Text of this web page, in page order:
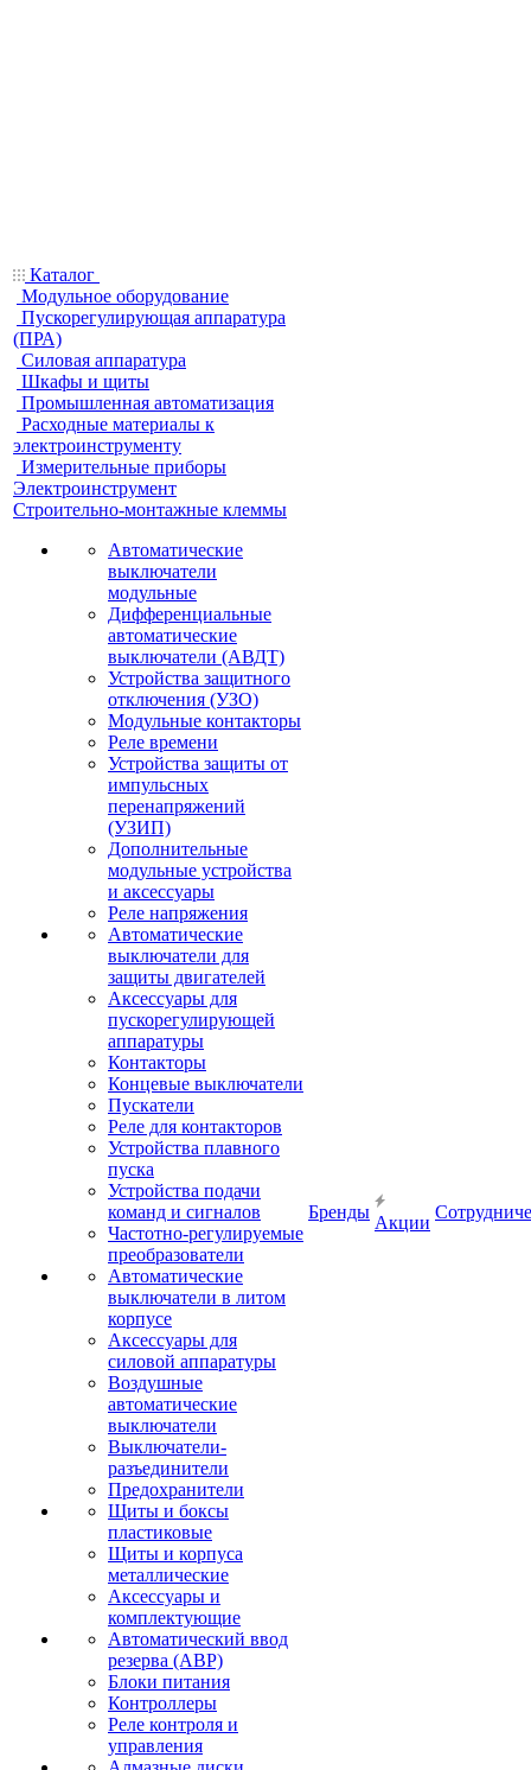
Каталог
Модульное оборудование
Пускорегулирующая аппаратура
(ПРА)
Силовая аппаратура
Шкафы и щиты
Промышленная автоматизация
Расходные материалы к
электроинструменту
Измерительные приборы
Электроинструмент
Строительно-монтажные клеммы
Автоматические
выключатели
модульные
Дифференциальные
автоматические
выключатели (АВДТ)
Устройства защитного
отключения (УЗО)
Модульные контакторы
Реле времени
Устройства защиты от
импульсных
перенапряжений
(УЗИП)
Дополнительные
модульные устройства
и аксессуары
Реле напряжения
Автоматические
выключатели для
защиты двигателей
Аксессуары для
пускорегулирующей
аппаратуры
Контакторы
Концевые выключатели
Пускатели
Реле для контакторов
Устройства плавного
пуска
Устройства подачи
команд и сигналов
Частотно-регулируемые
преобразователи
Автоматические
выключатели в литом
корпусе
Аксессуары для
силовой аппаратуры
Воздушные
автоматические
выключатели
Выключатели-
разъединители
Предохранители
Щиты и боксы
пластиковые
Щиты и корпуса
металлические
Аксессуары и
комплектующие
Автоматический ввод
резерва (АВР)
Блоки питания
Контроллеры
Реле контроля и
управления
Бренды
Акции